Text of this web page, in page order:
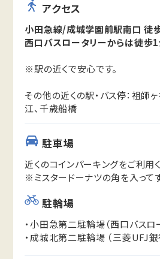
アクセス
小田急線/成城学園前駅南口 徒
西口バスロータリーからは徒歩
※駅の近くで安心です。
その他の近くの駅・バス停：祖師
江、千歳船橋
駐車場
近くのコインパーキングをご利用
※ミスタードーナツの角を入って
駐輪場
・小田急第二駐輪場（西口バスロ
・成城北第二駐輪場 （三菱UFJ銀